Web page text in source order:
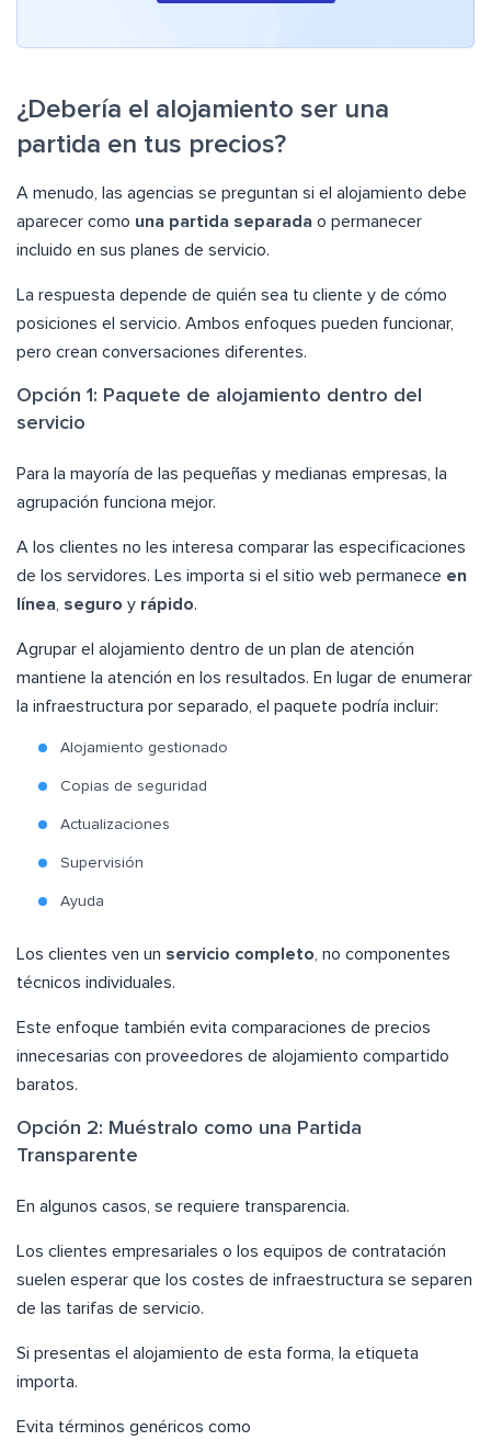
¿Debería el alojamiento ser una
partida en tus precios?
A menudo, las agencias se preguntan si el alojamiento debe
aparecer como una partida separada o permanecer
incluido en sus planes de servicio.
La respuesta depende de quién sea tu cliente y de cómo
posiciones el servicio. Ambos enfoques pueden funcionar,
pero crean conversaciones diferentes.
Opción 1: Paquete de alojamiento dentro del
servicio
Para la mayoría de las pequeñas y medianas empresas, la
agrupación funciona mejor.
A los clientes no les interesa comparar las especificaciones
de los servidores. Les importa si el sitio web permanece en
línea seguro y rápido.
Agrupar el alojamiento dentro de un plan de atención
mantiene la atención en los resultados. En lugar de enumerar
la infraestructura por separado, el paquete podría incluir:
Alojamiento gestionado
Copias de seguridad
Actualizaciones
Supervisión
Ayuda
Los clientes ven un servicio completo , no componentes
técnicos individuales.
Este enfoque también evita comparaciones de precios
innecesarias con proveedores de alojamiento compartido
baratos.
Opción 2: Muéstralo como una Partida
Transparente
En algunos casos, se requiere transparencia.
Los clientes empresariales o los equipos de contratación
suelen esperar que los costes de infraestructura se separen
de las tarifas de servicio.
Si presentas el alojamiento de esta forma, la etiqueta
importa.
Evita términos genéricos como